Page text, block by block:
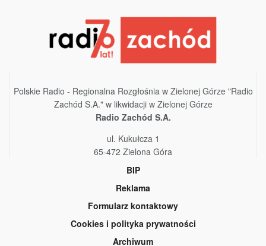
Polskie Radio - Regionalna Rozgłośnia w Zielonej Górze "Radio
Zachód S.A." w likwidacji w Zielonej Górze
Radio Zachód S.A.
ul. Kukułcza 1
65-472 Zielona Góra
BIP
Reklama
Formularz kontaktowy
Cookies i polityka prywatności
Archiwum